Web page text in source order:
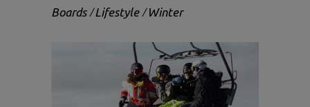
Boards Lifestyle Winter